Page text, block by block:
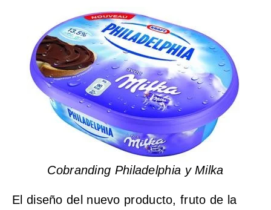
Cobranding Philadelphia y Milka
El diseño del nuevo producto, fruto de la